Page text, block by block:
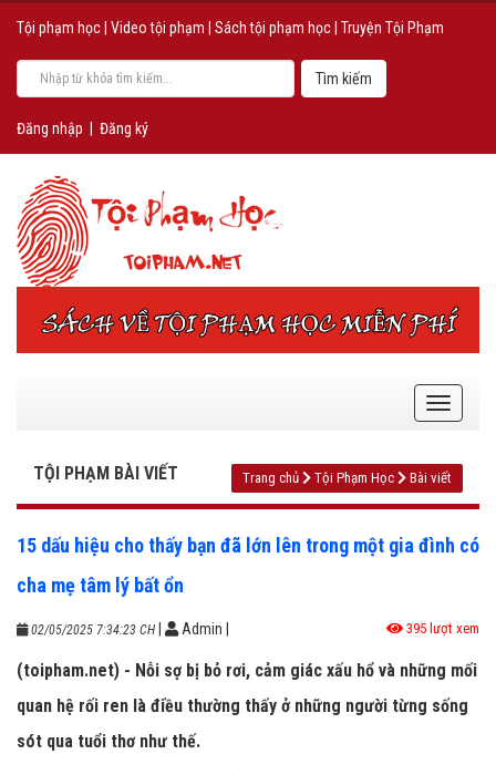
Tội phạm học Video tội phạm Sách tội phạm học Truyện Tội Phạm
Đăng nhập Đăng ký
TỘI PHẠM BÀI VIẾT Trang chủ Tội Phạm Học Bài viết
15 dấu hiệu cho thấy bạn đã lớn lên trong một gia đình có
cha mẹ tâm lý bất ổn
02/05/2025 7:34:23 CH Admin 395 lượt xem
(toipham.net) - Nỗi sợ bị bỏ rơi, cảm giác xấu hổ và những mối
quan hệ rối ren là điều thường thấy ở những người từng sống
sót qua tuổi thơ như thế.